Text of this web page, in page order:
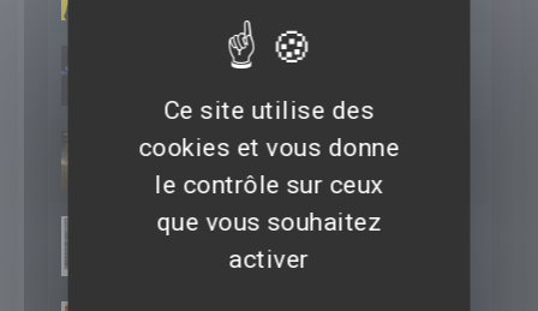
Game Night
2018 Hostiles
Pentagon Papers
Ce site utilise des
cookies et vous donne
le contrôle sur ceux
que vous souhaitez
activer